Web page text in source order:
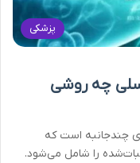
پزشکی
چه روشی
چندجانبه است که
را شامل می‌شود.